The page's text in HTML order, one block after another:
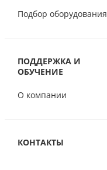
Подбор оборудования
ПОДДЕРЖКА И
ОБУЧЕНИЕ
О компании
КОНТАКТЫ